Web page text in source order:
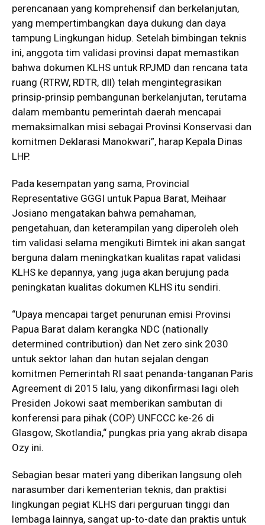
perencanaan yang komprehensif dan berkelanjutan,
yang mempertimbangkan daya dukung dan daya
tampung Lingkungan hidup. Setelah bimbingan teknis
ini, anggota tim validasi provinsi dapat memastikan
bahwa dokumen KLHS untuk RPJMD dan rencana tata
ruang (RTRW, RDTR, dll) telah mengintegrasikan
prinsip-prinsip pembangunan berkelanjutan, terutama
dalam membantu pemerintah daerah mencapai
memaksimalkan misi sebagai Provinsi Konservasi dan
komitmen Deklarasi Manokwari”, harap Kepala Dinas
LHP.
Pada kesempatan yang sama, Provincial
Representative GGGI untuk Papua Barat, Meihaar
Josiano mengatakan bahwa pemahaman,
pengetahuan, dan keterampilan yang diperoleh oleh
tim validasi selama mengikuti Bimtek ini akan sangat
berguna dalam meningkatkan kualitas rapat validasi
KLHS ke depannya, yang juga akan berujung pada
peningkatan kualitas dokumen KLHS itu sendiri.
“Upaya mencapai target penurunan emisi Provinsi
Papua Barat dalam kerangka NDC (nationally
determined contribution) dan Net zero sink 2030
untuk sektor lahan dan hutan sejalan dengan
komitmen Pemerintah RI saat penanda-tanganan Paris
Agreement di 2015 lalu, yang dikonfirmasi lagi oleh
Presiden Jokowi saat memberikan sambutan di
konferensi para pihak (COP) UNFCCC ke-26 di
Glasgow, Skotlandia,“ pungkas pria yang akrab disapa
Ozy ini.
Sebagian besar materi yang diberikan langsung oleh
narasumber dari kementerian teknis, dan praktisi
lingkungan pegiat KLHS dari perguruan tinggi dan
lembaga lainnya, sangat up-to-date dan praktis untuk